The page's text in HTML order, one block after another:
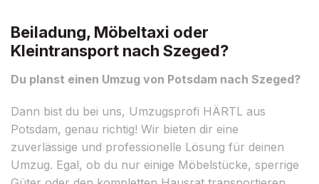
Beiladung, Möbeltaxi oder
Kleintransport nach Szeged?
Du planst einen Umzug von Potsdam nach Szeged?
Dann bist du bei uns, Umzugsprofi HÄRTL aus
Potsdam, genau richtig! Wir bieten dir eine
zuverlässige und professionelle Lösung für deinen
Umzug. Egal, ob du nur einige Möbelstücke, sperrige